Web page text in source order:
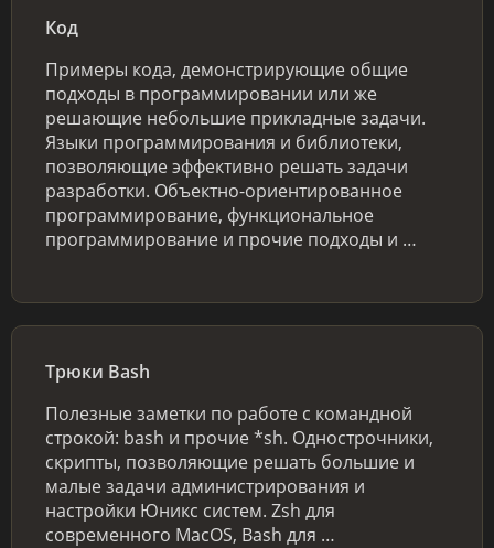
Код
Примеры кода, демонстрирующие общие
подходы в программировании или же
решающие небольшие прикладные задачи.
Языки программирования и библиотеки,
позволяющие эффективно решать задачи
разработки. Объектно-ориентированное
программирование, функциональное
программирование и прочие подходы и …
Трюки Bash
Полезные заметки по работе с командной
строкой: bash и прочие *sh. Однострочники,
скрипты, позволяющие решать большие и
малые задачи администрирования и
настройки Юникс систем. Zsh для
современного MacOS, Bash для …